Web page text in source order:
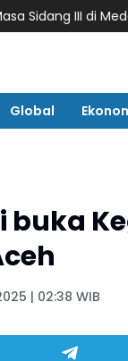
III di Medan
Global
buka
| 02:38 WIB